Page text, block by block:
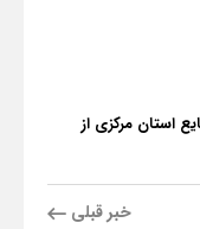
استان مرکزی از
خبر قبلی